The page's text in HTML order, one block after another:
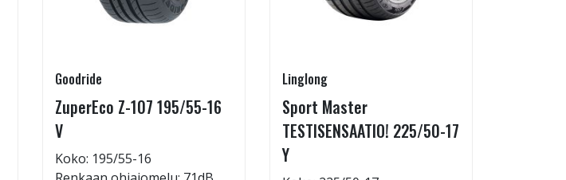
Goodride
ZuperEco Z-107 195/55-16
V
Koko: 195/55-16
Linglong
Sport Master
TESTISENSAATIO! 225/50-17
Y